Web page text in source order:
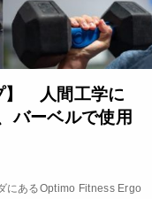
】 人間工学に
バーベルで使用
にあるOptimo Fitness Ergo